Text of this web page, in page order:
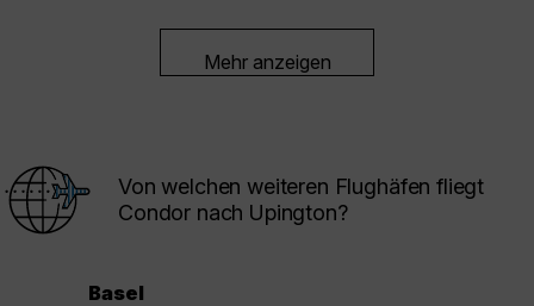
Mehr anzeigen
Von welchen weiteren Flughäfen fliegt
Condor nach Upington?
Basel